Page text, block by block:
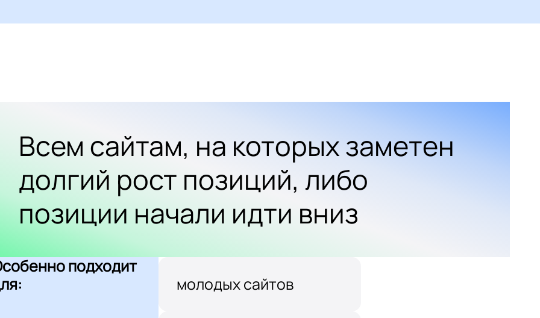
Всем сайтам, на которых заметен
долгий рост позиций, либо
позиции начали идти вниз
подходит
молодых сайтов